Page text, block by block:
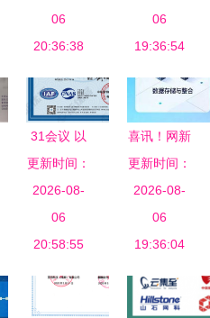
络与信息安
全的核心利
06
20:36:38
安全之
城”建设路
06
19:36:54
31会议 以
信息安全体
系认证为基
石，引领网
络与信息安
更新时间：
2026-08-
06
20:58:55
喜讯！网新
软件成功中
标浙江省直
公积金中心
新一代住房
统项目，助
更新时间：
2026-08-
06
19:36:04